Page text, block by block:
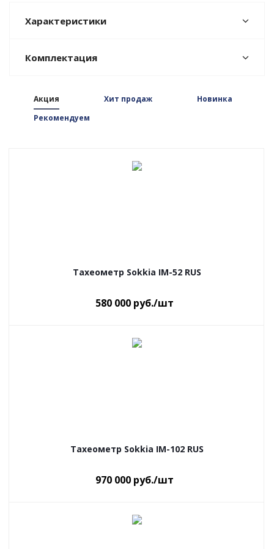
Характеристики
Комплектация
Акция Хит продаж
Новинка
Рекомендуем
Тахеометр Sokkia IM-52 RUS
580 000 руб./шт
Тахеометр Sokkia IM-102 RUS
970 000 руб./шт